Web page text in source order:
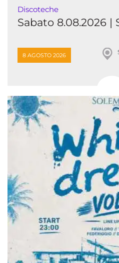
Discoteche
Sabato 8.08.2026 |
8 AGOSTO 2026